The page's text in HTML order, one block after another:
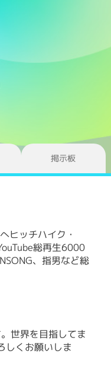
掲示板
ヒッチハイク・
総再生6000
、指男など総
世界を目指してま
しくお願いしま